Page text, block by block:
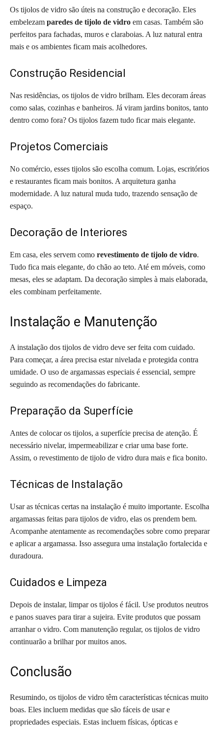
Os tijolos de vidro são úteis na construção e decoração. Eles
embelezam paredes de tijolo de vidro em casas. Também são
perfeitos para fachadas, muros e claraboias. A luz natural entra
mais e os ambientes ficam mais acolhedores.
Construção Residencial
Nas residências, os tijolos de vidro brilham. Eles decoram áreas
como salas, cozinhas e banheiros. Já viram jardins bonitos, tanto
dentro como fora? Os tijolos fazem tudo ficar mais elegante.
Projetos Comerciais
No comércio, esses tijolos são escolha comum. Lojas, escritórios
e restaurantes ficam mais bonitos. A arquitetura ganha
modernidade. A luz natural muda tudo, trazendo sensação de
espaço.
Decoração de Interiores
Em casa, eles servem como revestimento de tijolo de vidro.
Tudo fica mais elegante, do chão ao teto. Até em móveis, como
mesas, eles se adaptam. Da decoração simples à mais elaborada,
eles combinam perfeitamente.
Instalação e Manutenção
A instalação dos tijolos de vidro deve ser feita com cuidado.
Para começar, a área precisa estar nivelada e protegida contra
umidade. O uso de argamassas especiais é essencial, sempre
seguindo as recomendações do fabricante.
Preparação da Superfície
Antes de colocar os tijolos, a superfície precisa de atenção. É
necessário nivelar, impermeabilizar e criar uma base forte.
Assim, o revestimento de tijolo de vidro dura mais e fica bonito.
Técnicas de Instalação
Usar as técnicas certas na instalação é muito importante. Escolha
argamassas feitas para tijolos de vidro, elas os prendem bem.
Acompanhe atentamente as recomendações sobre como preparar
e aplicar a argamassa. Isso assegura uma instalação fortalecida e
duradoura.
Cuidados e Limpeza
Depois de instalar, limpar os tijolos é fácil. Use produtos neutros
e panos suaves para tirar a sujeira. Evite produtos que possam
arranhar o vidro. Com manutenção regular, os tijolos de vidro
continuarão a brilhar por muitos anos.
Conclusão
Resumindo, os tijolos de vidro têm características técnicas muito
boas. Eles incluem medidas que são fáceis de usar e
propriedades especiais. Estas incluem físicas, ópticas e